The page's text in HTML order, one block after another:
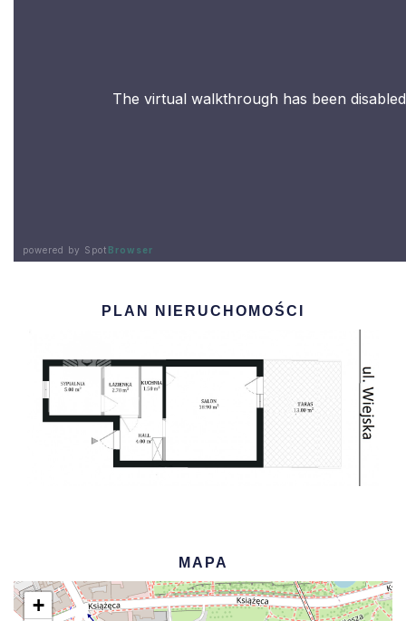
PLAN NIERUCHOMOŚCI
MAPA
+